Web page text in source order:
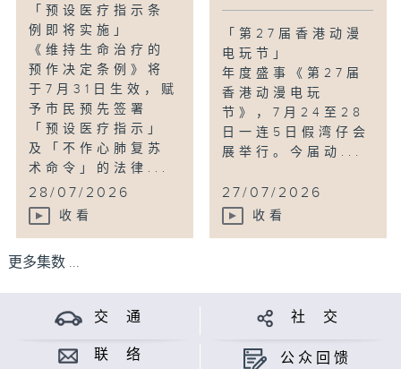
「预设医疗指示条
例即将实施」
《维持生命治疗的
预作决定条例》将
于7月31日生效，赋
予市民预先签署
「预设医疗指示」
及「不作心肺复苏
术命令」的法律...
28/07/2026
收看
「第27届香港动漫
电玩节」
年度盛事《第27届
香港动漫电玩
节》，7月24至28
日一连5日假湾仔会
展举行。今届动...
27/07/2026
收看
更多集数 ...
交 通 社 交
联 络 公众回馈